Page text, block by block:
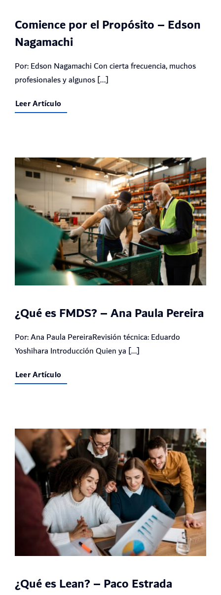
Comience por el Propósito – Edson
Nagamachi
Por: Edson Nagamachi Con cierta frecuencia, muchos
profesionales y algunos [...]
Leer Artículo
¿Qué es FMDS? – Ana Paula Pereira
Por: Ana Paula PereiraRevisión técnica: Eduardo
Yoshihara Introducción Quien ya [...]
Leer Artículo
¿Qué es Lean? – Paco Estrada